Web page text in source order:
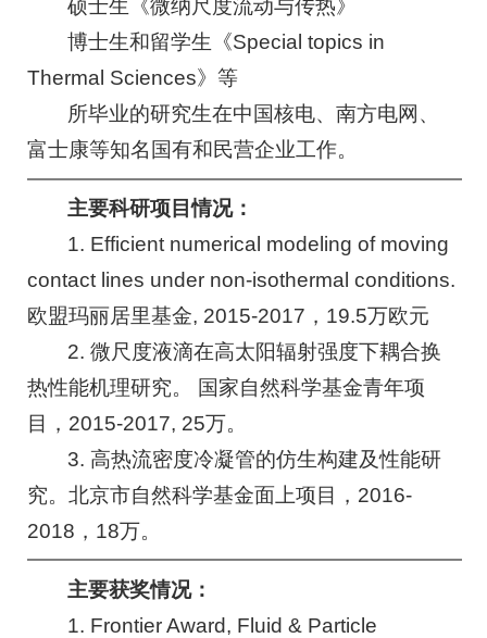
硕士生《微纳尺度流动与传热》
博士生和留学生《Special topics in
Thermal Sciences》等
所毕业的研究生在中国核电、南方电网、
富士康等知名国有和民营企业工作。
主要科研项目情况：
1. Efficient numerical modeling of moving
contact lines under non-isothermal conditions.
欧盟玛丽居里基金, 2015-2017，19.5万欧元
2. 微尺度液滴在高太阳辐射强度下耦合换
热性能机理研究。 国家自然科学基金青年项
目，2015-2017, 25万。
3. 高热流密度冷凝管的仿生构建及性能研
究。北京市自然科学基金面上项目，2016-
2018，18万。
主要获奖情况：
1. Frontier Award, Fluid & Particle